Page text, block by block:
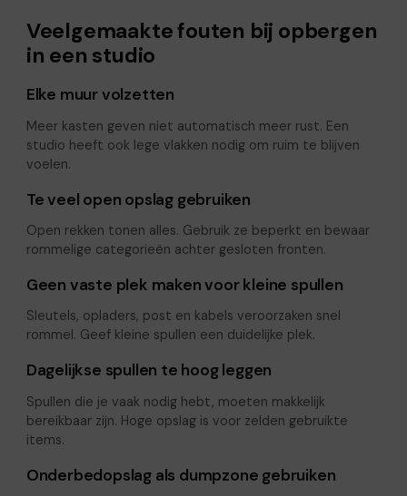
Veelgemaakte fouten bij opbergen
in een studio
Elke muur volzetten
Meer kasten geven niet automatisch meer rust. Een
studio heeft ook lege vlakken nodig om ruim te blijven
voelen.
Te veel open opslag gebruiken
Open rekken tonen alles. Gebruik ze beperkt en bewaar
rommelige categorieën achter gesloten fronten.
Geen vaste plek maken voor kleine spullen
Sleutels, opladers, post en kabels veroorzaken snel
rommel. Geef kleine spullen een duidelijke plek.
Dagelijkse spullen te hoog leggen
Spullen die je vaak nodig hebt, moeten makkelijk
bereikbaar zijn. Hoge opslag is voor zelden gebruikte
items.
Onderbedopslag als dumpzone gebruiken